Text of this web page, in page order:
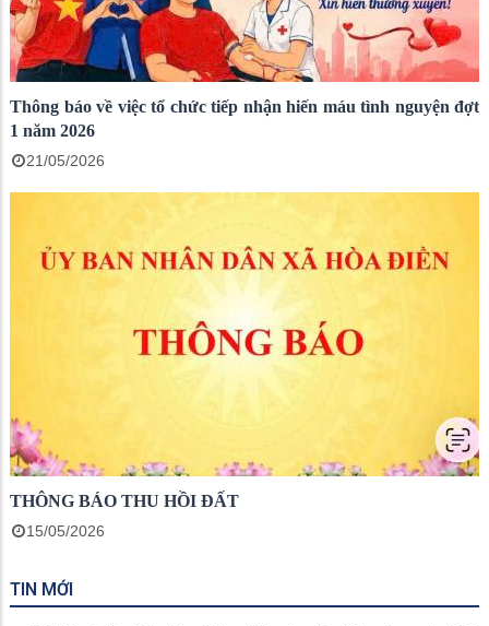
Thông báo về việc tổ chức tiếp nhận hiến máu tình nguyện đợt
1 năm 2026
21/05/2026
THÔNG BÁO THU HỒI ĐẤT
15/05/2026
TIN MỚI